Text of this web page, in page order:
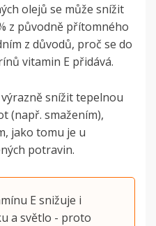
olejů se může snížit
z původně přítomného
z důvodů, proč se do
vitamin E přidává.
snížit tepelnou
(např. smažením),
jako tomu je u
potravin.
E snižuje i
a světlo - proto